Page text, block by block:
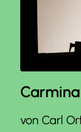
von Carl